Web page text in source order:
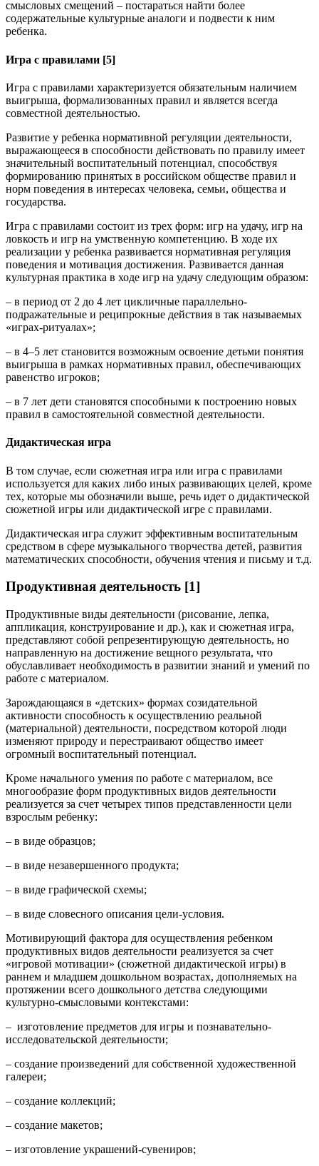
смысловых смещений – постараться найти более
содержательные культурные аналоги и подвести к ним
ребенка.
Игра с правилами [5]
Игра с правилами характеризуется обязательным наличием
выигрыша, формализованных правил и является всегда
совместной деятельностью.
Развитие у ребенка нормативной регуляции деятельности,
выражающееся в способности действовать по правилу имеет
значительный воспитательный потенциал, способствуя
формированию принятых в российском обществе правил и
норм поведения в интересах человека, семьи, общества и
государства.
Игра с правилами состоит из трех форм: игр на удачу, игр на
ловкость и игр на умственную компетенцию. В ходе их
реализации у ребенка развивается нормативная регуляция
поведения и мотивация достижения. Развивается данная
культурная практика в ходе игр на удачу следующим образом:
– в период от 2 до 4 лет цикличные параллельно-
подражательные и реципрокные действия в так называемых
«играх-ритуалах»;
– в 4–5 лет становится возможным освоение детьми понятия
выигрыша в рамках нормативных правил, обеспечивающих
равенство игроков;
– в 7 лет дети становятся способными к построению новых
правил в самостоятельной совместной деятельности.
Дидактическая игра
В том случае, если сюжетная игра или игра с правилами
используется для каких либо иных развивающих целей, кроме
тех, которые мы обозначили выше, речь идет о дидактической
сюжетной игры или дидактической игре с правилами.
Дидактическая игра служит эффективным воспитательным
средством в сфере музыкального творчества детей, развития
математических способности, обучения чтения и письму и т.д.
Продуктивная деятельность [1]
Продуктивные виды деятельности (рисование, лепка,
аппликация, конструирование и др.), как и сюжетная игра,
представляют собой репрезентирующую деятельность, но
направленную на достижение вещного результата, что
обуславливает необходимость в развитии знаний и умений по
работе с материалом.
Зарождающаяся в «детских» формах созидательной
активности способность к осуществлению реальной
(материальной) деятельности, посредством которой люди
изменяют природу и перестраивают общество имеет
огромный воспитательный потенциал.
Кроме начального умения по работе с материалом, все
многообразие форм продуктивных видов деятельности
реализуется за счет четырех типов представленности цели
взрослым ребенку:
– в виде образцов;
– в виде незавершенного продукта;
– в виде графической схемы;
– в виде словесного описания цели-условия.
Мотивирующий фактора для осуществления ребенком
продуктивных видов деятельности реализуется за счет
«игровой мотивации» (сюжетной дидактической игры) в
раннем и младшем дошкольном возрастах, дополняемых на
протяжении всего дошкольного детства следующими
культурно-смысловыми контекстами:
– изготовление предметов для игры и познавательно-
исследовательской деятельности;
– создание произведений для собственной художественной
галереи;
– создание коллекций;
– создание макетов;
– изготовление украшений-сувениров;